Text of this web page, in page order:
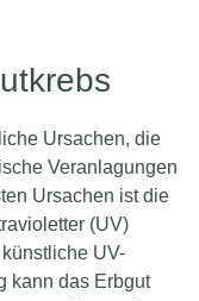
Ursachen, die
Veranlagungen
Ursachen ist die
(UV)
UV-
kann das Erbgut